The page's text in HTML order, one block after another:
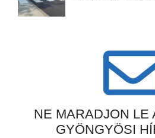
NE MARADJON LE
GYÖNGYÖSI